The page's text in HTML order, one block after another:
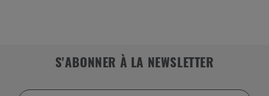
S'ABONNER À LA NEWSLETTER